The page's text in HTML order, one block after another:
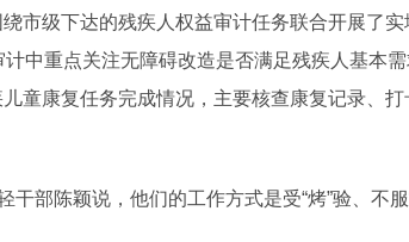
级下达的残疾人权益审计任务联合开展了实
中重点关注无障碍改造是否满足残疾人基本
童康复任务完成情况，主要核查康复记录、
部陈颖说，他们的工作方式是受“烤”验、不服